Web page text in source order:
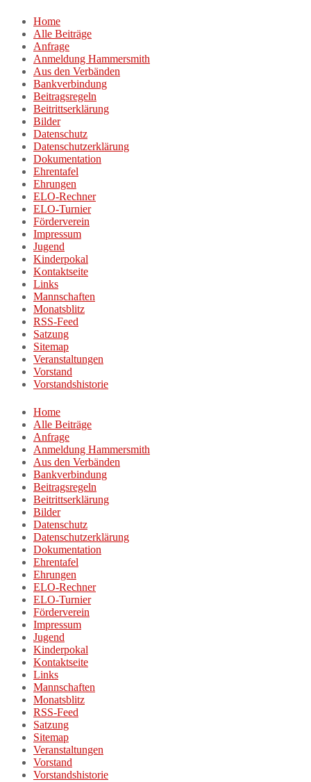
Zum
Inhalt
springen
Home
Alle Beiträge
Anfrage
Anmeldung Hammersmith
Aus den Verbänden
Bankverbindung
Beitragsregeln
Beitrittserklärung
Bilder
Datenschutz
Datenschutzerklärung
Dokumentation
Ehrentafel
Ehrungen
ELO-Rechner
ELO-Turnier
Förderverein
Impressum
Jugend
Kinderpokal
Kontaktseite
Links
Mannschaften
Monatsblitz
RSS-Feed
Satzung
Sitemap
Veranstaltungen
Vorstand
Vorstandshistorie
Home
Alle Beiträge
Anfrage
Anmeldung Hammersmith
Aus den Verbänden
Bankverbindung
Beitragsregeln
Beitrittserklärung
Bilder
Datenschutz
Datenschutzerklärung
Dokumentation
Ehrentafel
Ehrungen
ELO-Rechner
ELO-Turnier
Förderverein
Impressum
Jugend
Kinderpokal
Kontaktseite
Links
Mannschaften
Monatsblitz
RSS-Feed
Satzung
Sitemap
Veranstaltungen
Vorstand
Vorstandshistorie